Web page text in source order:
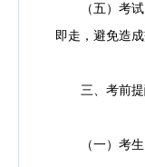
（五）考试当
即走，避免造成
三、考前提
（一）考生需